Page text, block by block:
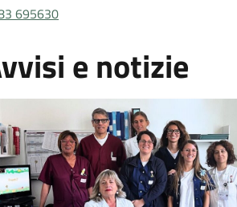
695630
e notizie